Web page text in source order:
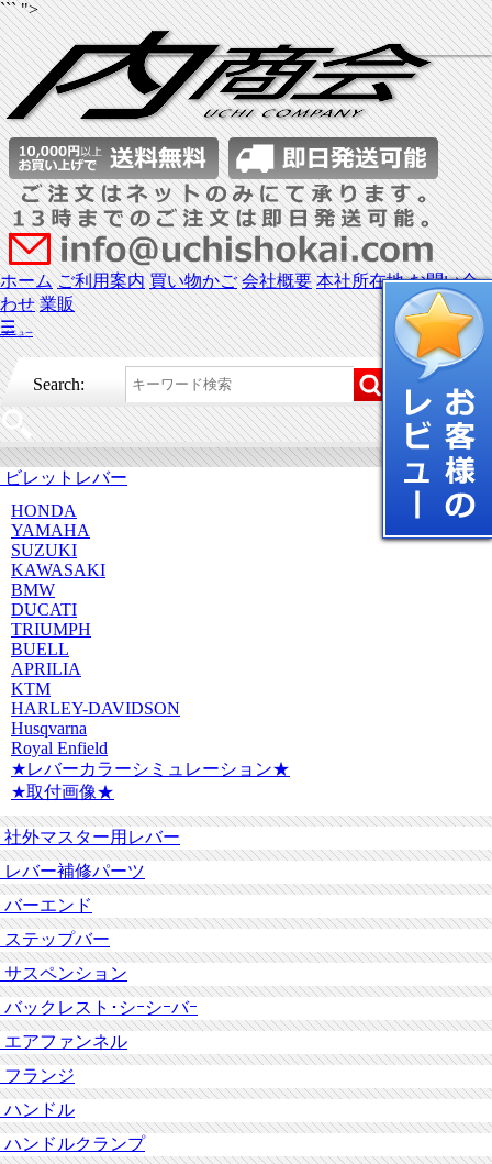
``` ">
ホーム ご利用案内 買い物かご 会社概要 本社所在地 お問い合
わせ 業販
☰
メニュー
Search:
ビレットレバー
HONDA
YAMAHA
SUZUKI
KAWASAKI
BMW
DUCATI
TRIUMPH
BUELL
APRILIA
KTM
HARLEY-DAVIDSON
Husqvarna
Royal Enfield
★レバーカラーシミュレーション★
★取付画像★
社外マスター用レバー
レバー補修パーツ
バーエンド
ステップバー
サスペンション
バックレスト･シｰシｰバｰ
エアファンネル
フランジ
ハンドル
ハンドルクランプ